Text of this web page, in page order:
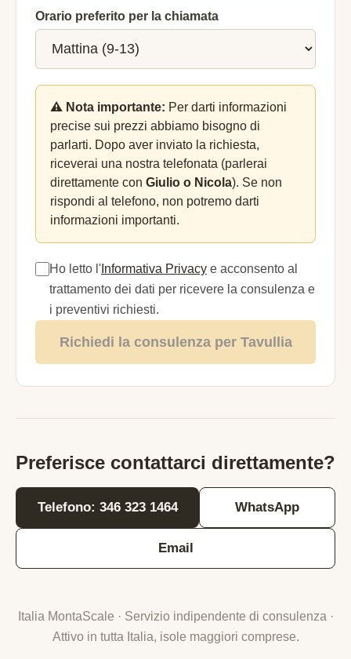
Orario preferito per la chiamata
⚠️ Nota importante: Per darti informazioni
precise sui prezzi abbiamo bisogno di
parlarti. Dopo aver inviato la richiesta,
riceverai una nostra telefonata (parlerai
direttamente con Giulio o Nicola). Se non
rispondi al telefono, non potremo darti
informazioni importanti.
Ho letto l' Informativa Privacy e acconsento al
trattamento dei dati per ricevere la consulenza e
i preventivi richiesti.
Richiedi la consulenza per Tavullia
Preferisce contattarci direttamente?
Telefono: 346 323 1464 WhatsApp
Email
Italia MontaScale · Servizio indipendente di consulenza ·
Attivo in tutta Italia, isole maggiori comprese.